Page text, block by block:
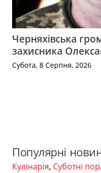
Черняхівська
захисника
Субота, 8 Серпня, 2026
Популярні
Кулінарія, Суботні